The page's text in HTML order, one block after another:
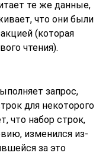
те же данные,
что они были
(которая
чтения).
запрос,
для некоторого
что набор строк,
изменился из-
за это